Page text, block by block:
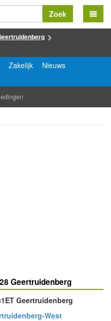
Zoek
Zakelijk
Nieuws
Geertruidenberg
Geertruidenberg
West